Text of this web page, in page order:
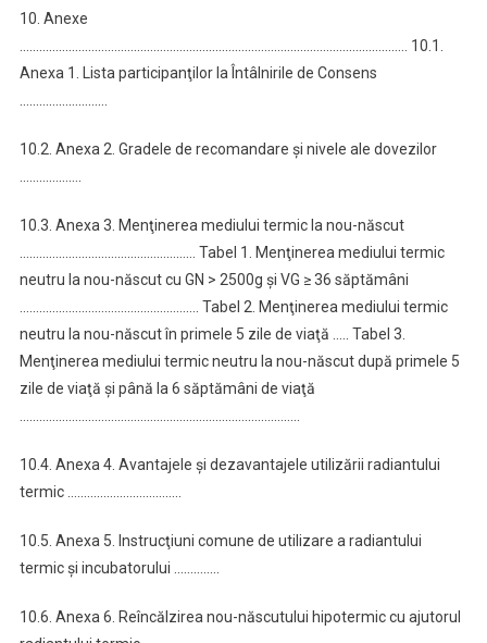
10. Anexe
……………………………………………………………………………………………………….. 10.1.
Anexa 1. Lista participanţilor la Întâlnirile de Consens
10.2. Anexa 2. Gradele de recomandare şi nivele ale dovezilor
10.3. Anexa 3. Menţinerea mediului termic la nou-născut
……………………………………………… Tabel 1. Menţinerea mediului termic
neutru la nou-născut cu GN > 2500g şi VG ≥ 36 săptămâni
………………………………………………. Tabel 2. Menţinerea mediului termic
neutru la nou-născut în primele 5 zile de viaţă ….. Tabel 3.
Menţinerea mediului termic neutru la nou-născut după primele 5
zile de viaţă şi până la 6 săptămâni de viaţă
10.4. Anexa 4. Avantajele şi dezavantajele utilizării radiantului
termic ……………………………..
10.5. Anexa 5. Instrucţiuni comune de utilizare a radiantului
termic şi incubatorului …………..
10.6. Anexa 6. Reîncălzirea nou-născutului hipotermic cu ajutorul